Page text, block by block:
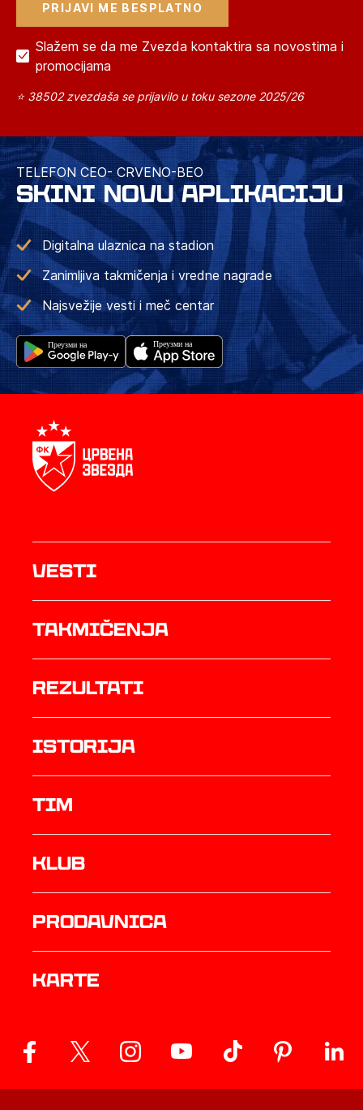
Slažem se da me Zvezda kontaktira sa novostima i
promocijama
⭐ 38502 zvezdaša se prijavilo u toku sezone 2025/26
TELEFON CEO- CRVENO-BEO
SKINI NOVU APLIKACIJU
Digitalna ulaznica na stadion
Zanimljiva takmičenja i vredne nagrade
Najsvežije vesti i meč centar
Vesti
Takmičenja
rezultati
istorija
TIM
Klub
prodavnica
Karte